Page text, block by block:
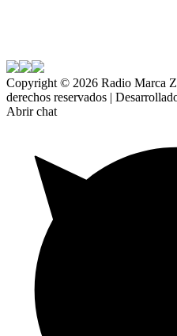
Copyright © 2026 Radio Marca
derechos reservados |
Abrir chat